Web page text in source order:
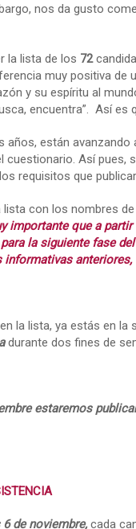
nos da gusto
la lista de los 72
muy positiva
y su espíritu al
encuentra”. Así es
están avanzando
cuestionario. Así pues,
requisitos que
con los nombres
importante que a
la siguiente fase
la lista, ya estás en
durante dos fines de
estaremos
de noviembre,cada